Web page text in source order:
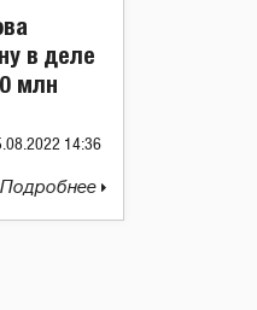
в деле
млн
14:36
Подробнее